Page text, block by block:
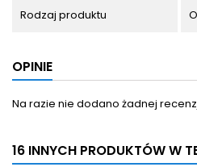
Rodzaj produktu
OPINIE
Na razie nie dodano żadnej
16 INNYCH PRODUKTÓW W